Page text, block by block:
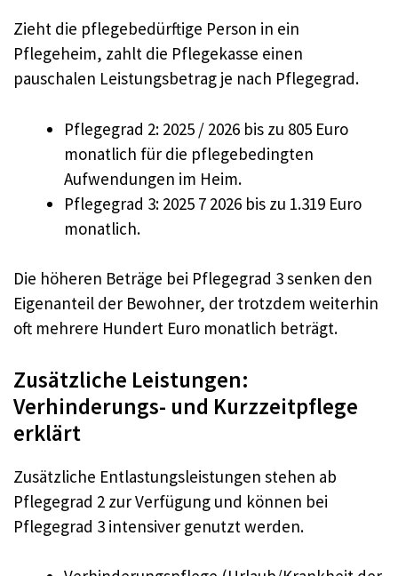
Zieht die pflegebedürftige Person in ein
Pflegeheim, zahlt die Pflegekasse einen
pauschalen Leistungsbetrag je nach Pflegegrad.
Pflegegrad 2: 2025 / 2026 bis zu 805 Euro
monatlich für die pflegebedingten
Aufwendungen im Heim.
Pflegegrad 3: 2025 7 2026 bis zu 1.319 Euro
monatlich.
Die höheren Beträge bei Pflegegrad 3 senken den
Eigenanteil der Bewohner, der trotzdem weiterhin
oft mehrere Hundert Euro monatlich beträgt.
Zusätzliche Leistungen:
Verhinderungs- und Kurzzeitpflege
erklärt
Zusätzliche Entlastungsleistungen stehen ab
Pflegegrad 2 zur Verfügung und können bei
Pflegegrad 3 intensiver genutzt werden.